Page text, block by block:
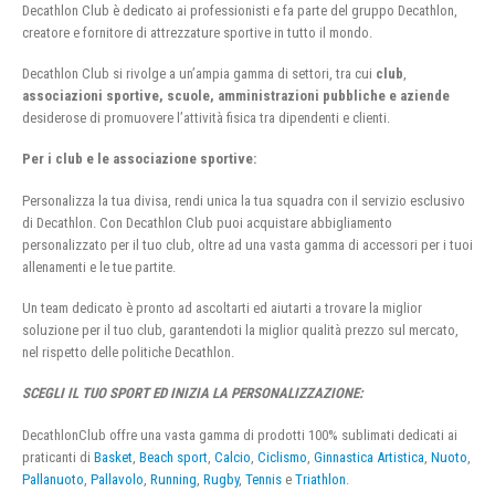
Decathlon Club è dedicato ai professionisti e fa parte del gruppo Decathlon,
creatore e fornitore di attrezzature sportive in tutto il mondo.
Decathlon Club si rivolge a un’ampia gamma di settori, tra cui club
associazioni sportive, scuole, amministrazioni pubbliche e aziende
desiderose di promuovere l’attività fisica tra dipendenti e clienti.
Per i club e le associazione sportive:
Personalizza la tua divisa, rendi unica la tua squadra con il servizio esclusivo
di Decathlon. Con Decathlon Club puoi acquistare abbigliamento
personalizzato per il tuo club, oltre ad una vasta gamma di accessori per i tuoi
allenamenti e le tue partite.
Un team dedicato è pronto ad ascoltarti ed aiutarti a trovare la miglior
soluzione per il tuo club, garantendoti la miglior qualità prezzo sul mercato,
nel rispetto delle politiche Decathlon.
SCEGLI IL TUO SPORT ED INIZIA LA PERSONALIZZAZIONE:
DecathlonClub offre una vasta gamma di prodotti 100% sublimati dedicati ai
praticanti di Basket Beach sport Calcio Ciclismo Ginnastica Artistica Nuoto
Pallanuoto Pallavolo Running Rugby, Tennis e Triathlon